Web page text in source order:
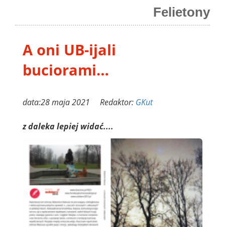
Felietony
A oni UB-ijali
buciorami…
data:28 maja 2021 Redaktor: GKut
z daleka lepiej widać....